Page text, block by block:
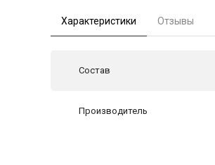
Характеристики Отзывы
Состав
Производитель